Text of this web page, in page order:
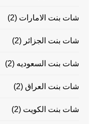
شات بنت الامارات (2)
شات بنت الجزائر (2)
شات بنت السعوديه (2)
شات بنت العراق (2)
شات بنت الكويت (2)